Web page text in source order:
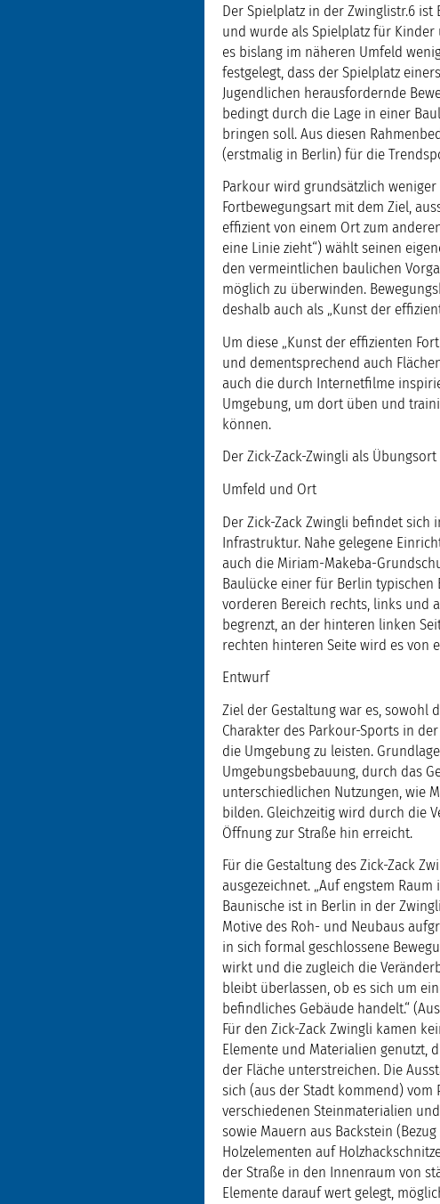
Der Spielplatz in der Zwinglistr.6
und wurde als Spielplatz für
es bislang im näheren Umfeld
festgelegt, dass der Spielplatz
Jugendlichen herausfordernde
bedingt durch die Lage in einer
bringen soll. Aus diesen
(erstmalig in Berlin) für die
Parkour wird grundsätzlich
Fortbewegungsart mit dem Ziel,
effizient von einem Ort zum
eine Linie zieht“) wählt seinen
den vermeintlichen baulichen
möglich zu überwinden.
deshalb auch als „Kunst der
Um diese „Kunst der effizienten
und dementsprechend auch
auch die durch Internetfilme
Umgebung, um dort üben und
können.
Der Zick-Zack-Zwingli als
Umfeld und Ort
Der Zick-Zack Zwingli befindet
Infrastruktur. Nahe gelegene
auch die Miriam-Makeba-
Baulücke einer für Berlin
vorderen Bereich rechts, links und
begrenzt, an der hinteren linken
rechten hinteren Seite wird es von
Entwurf
Ziel der Gestaltung war es, sowohl
Charakter des Parkour-Sports in
die Umgebung zu leisten.
Umgebungsbebauung, durch das
unterschiedlichen Nutzungen, wie
bilden. Gleichzeitig wird durch die
Öffnung zur Straße hin erreicht.
Für die Gestaltung des Zick-Zack
ausgezeichnet. „Auf engstem
Baunische ist in Berlin in der
Motive des Roh- und Neubaus
in sich formal geschlossene
wirkt und die zugleich die
bleibt überlassen, ob es sich um
befindliches Gebäude handelt.“
Für den Zick-Zack Zwingli kamen
Elemente und Materialien genutzt,
der Fläche unterstreichen. Die
sich (aus der Stadt kommend) vom
verschiedenen Steinmaterialien
sowie Mauern aus Backstein
Holzelementen auf
der Straße in den Innenraum von
Elemente darauf wert gelegt,